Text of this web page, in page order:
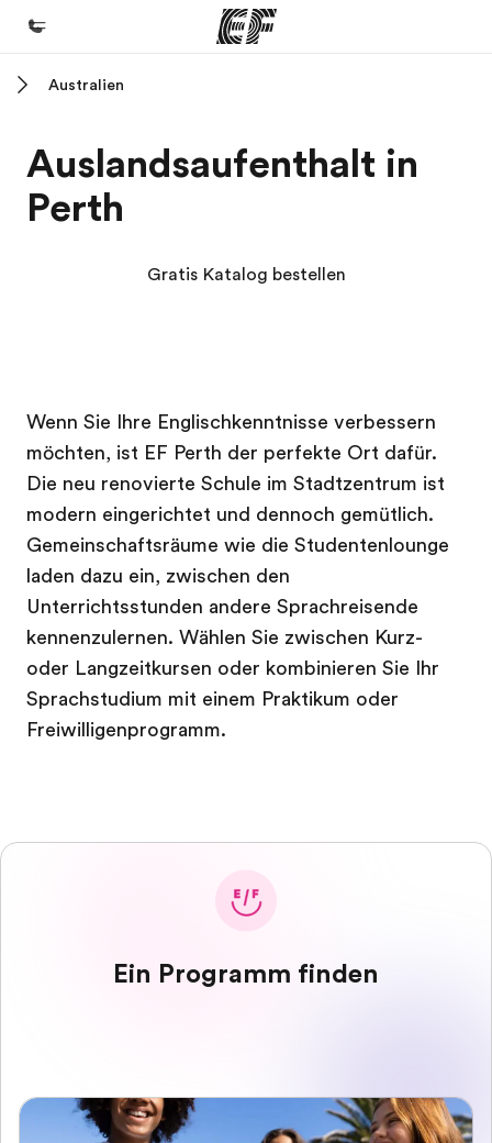
Programme
Alle Programme ansehen
Karriere
Teil des Teams werden
Australien
Auslandsaufenthalt in
Perth
Gratis Katalog bestellen
Wenn Sie Ihre Englischkenntnisse verbessern
möchten, ist EF Perth der perfekte Ort dafür.
Die neu renovierte Schule im Stadtzentrum ist
modern eingerichtet und dennoch gemütlich.
Gemeinschaftsräume wie die Studentenlounge
laden dazu ein, zwischen den
Unterrichtsstunden andere Sprachreisende
kennenzulernen. Wählen Sie zwischen Kurz-
oder Langzeitkursen oder kombinieren Sie Ihr
Sprachstudium mit einem Praktikum oder
Freiwilligenprogramm.
Ein Programm finden